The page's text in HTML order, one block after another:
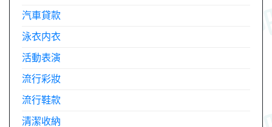
汽車貸款
泳衣内衣
活動表演
流行彩妝
流行鞋款
清潔收納